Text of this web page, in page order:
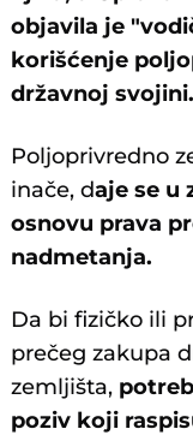
objavila je
korišćenje
državnoj svojini.
Poljoprivredno
inače, daje se u
osnovu prava
nadmetanja.
Da bi fizičko ili
prečeg zakupa
zemljišta,
poziv koji